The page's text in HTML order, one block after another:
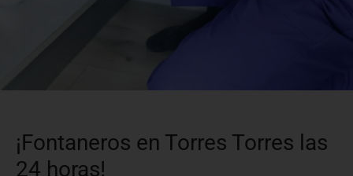
¡Fontaneros en Torres Torres las
24 horas!